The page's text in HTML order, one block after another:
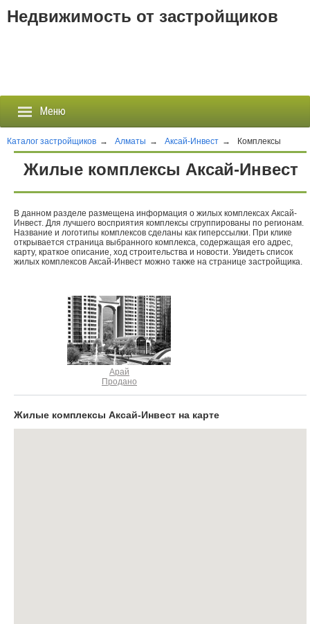
Недвижимость от застройщиков
Меню
Застройщики
Новостройки
Новости
Каталог застройщиков → Алматы → Аксай-Инвест → Комплексы
Жилые комплексы Аксай-Инвест
В данном разделе размещена информация о жилых комплексах Аксай-
Инвест. Для лучшего восприятия комплексы сгруппированы по регионам.
Название и логотипы комплексов сделаны как гиперссылки. При клике
открывается страница выбранного комплекса, содержащая его адрес,
карту, краткое описание, ход строительства и новости. Увидеть список
жилых комплексов Аксай-Инвест можно также на странице застройщика.
Арай
Продано
Жилые комплексы Аксай-Инвест на карте